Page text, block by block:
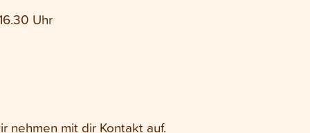
Uhr
nehmen mit dir Kontakt auf.